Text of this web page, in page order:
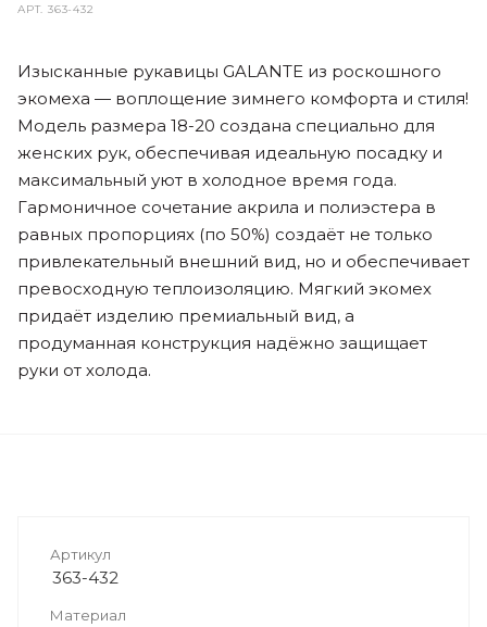
АРТ.363-432
Изысканные рукавицы GALANTE из роскошного
экомеха — воплощение зимнего комфорта и стиля!
Модель размера 18-20 создана специально для
женских рук, обеспечивая идеальную посадку и
максимальный уют в холодное время года.
Гармоничное сочетание акрила и полиэстера в
равных пропорциях (по 50%) создаёт не только
привлекательный внешний вид, но и обеспечивает
превосходную теплоизоляцию. Мягкий экомех
придаёт изделию премиальный вид, а
продуманная конструкция надёжно защищает
руки от холода.
Артикул
363-432
Материал